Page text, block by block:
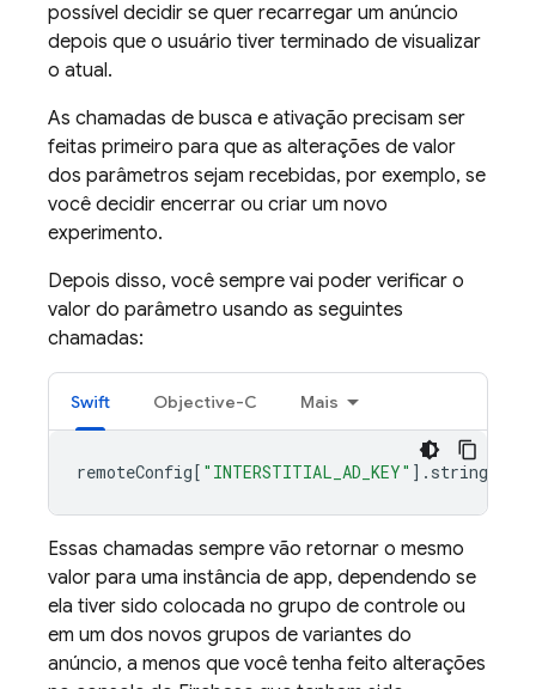
possível decidir se quer recarregar um anúncio
depois que o usuário tiver terminado de visualizar
o atual.
As chamadas de busca e ativação precisam ser
feitas primeiro para que as alterações de valor
dos parâmetros sejam recebidas, por exemplo, se
você decidir encerrar ou criar um novo
experimento.
Depois disso, você sempre vai poder verificar o
valor do parâmetro usando as seguintes
chamadas:
Swift Objective-C Mais
remoteConfig[ "INTERSTITIAL_AD_KEY" ]. stringValue
Essas chamadas sempre vão retornar o mesmo
valor para uma instância de app, dependendo se
ela tiver sido colocada no grupo de controle ou
em um dos novos grupos de variantes do
anúncio, a menos que você tenha feito alterações